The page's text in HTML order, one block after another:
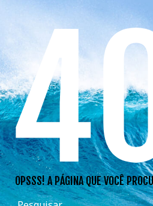
OPSSS! A PÁGINA QUE VOCÊ